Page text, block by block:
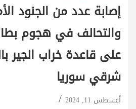
إصابة عدد من الجنود
والتحالف في هجوم
على قاعدة خراب الجير
شرقي سوريا
أغسطس 11, 2024